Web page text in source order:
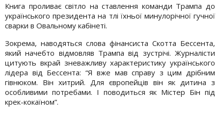
Книга проливає світло на ставлення команди Трампа до
українського президента на тлі їхньої минулорічної гучної
сварки в Овальному кабінеті.
Зокрема, наводяться слова фінансиста Скотта Бессента,
який начебто відмовляв Трампа від зустрічі. Журналісти
цитують вкрай зневажливу характеристику українського
лідера від Бессента: “Я вже мав справу з цим дрібним
гівнюком. Він хитрий. Для європейців він як дитина з
особливими потребами. І поводиться як Містер Бін під
крек-кокаїном”.